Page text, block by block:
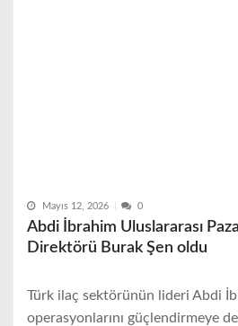
Mayıs 12, 2026 0
Abdi İbrahim Uluslararası
Direktörü Burak Şen oldu
Türk ilaç sektörünün lideri Abdi
operasyonlarını güçlendirmeye